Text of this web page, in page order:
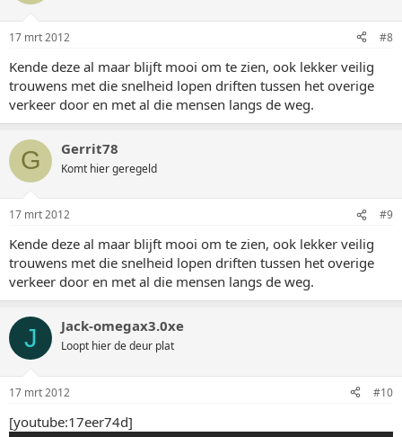
17 mrt 2012 #8
Kende deze al maar blijft mooi om te zien, ook lekker veilig
trouwens met die snelheid lopen driften tussen het overige
verkeer door en met al die mensen langs de weg.
G Gerrit78
Komt hier geregeld
17 mrt 2012 #9
Kende deze al maar blijft mooi om te zien, ook lekker veilig
trouwens met die snelheid lopen driften tussen het overige
verkeer door en met al die mensen langs de weg.
J Jack-omegax3.0xe
Loopt hier de deur plat
17 mrt 2012 #10
[youtube:17eer74d]